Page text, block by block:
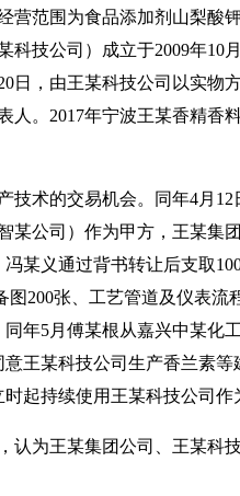
范围为食品添加剂山梨酸
技公司）成立于2009年10
，由王某科技公司以实物
。2017年宁波王某香精香
术的交易机会。同年4月12
公司）作为甲方，王某集
某义通过背书转让后支取
200张、工艺管道及仪表
年5月傅某根从嘉兴中某化
王某科技公司生产香兰素
起持续使用王某科技公司作
为王某集团公司、王某科